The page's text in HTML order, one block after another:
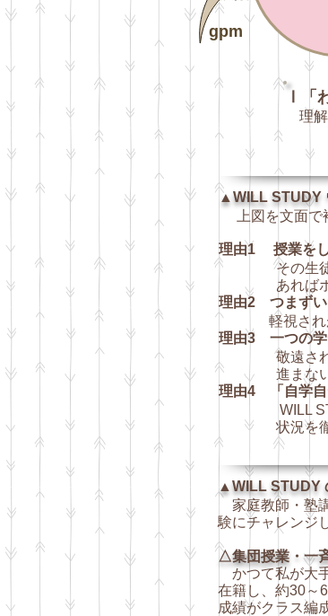
gpm
Ⅰ「
理解
▲WILL STUDY
上図を文面で
理由1 授業を
その生徒に標
あればポイン
理由2 つまずい
軽視されがち
理由3 一つの学
敬遠されがち
進ま な
理由4 「自学自
WILL STUDY
状況を徹底
▲WILL STUDY
家庭教師・塾
験にチャレンジ
△集団授業・一
かつて私が大
在籍し、約30～
成績がクラス編